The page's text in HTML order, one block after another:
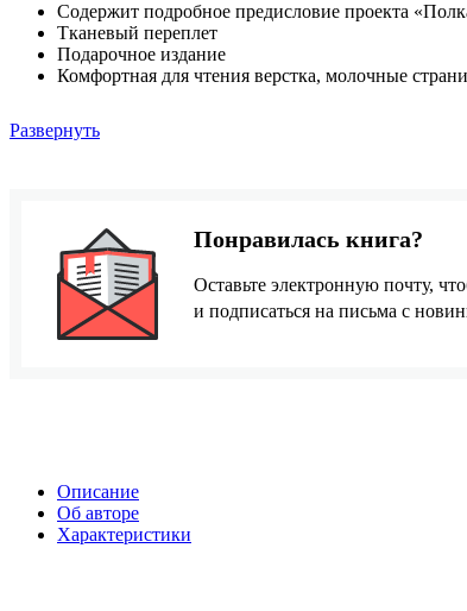
Содержит подробное предисловие проекта
Тканевый переплет
Подарочное издание
Комфортная для чтения верстка, молочные
Развернуть
Описание
Об авторе
Характеристики
Понравилась книга?
Оставьте электронную почту,
и подписаться на письма с